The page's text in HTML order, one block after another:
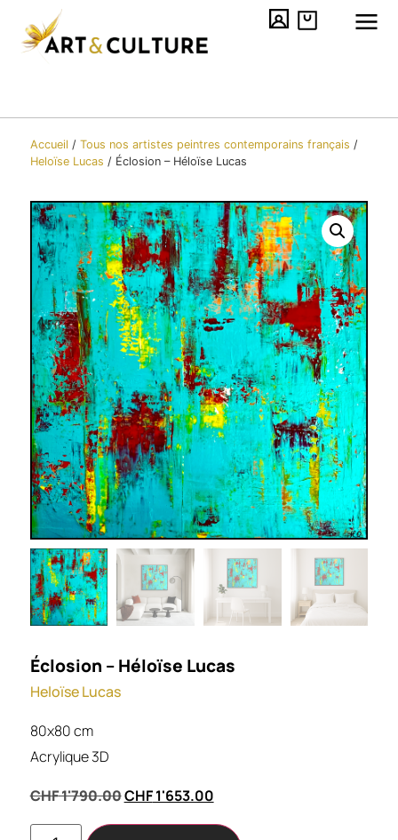
Accueil / Tous nos artistes peintres contemporains​ français /
Heloïse Lucas / Éclosion – Héloïse Lucas
Éclosion – Héloïse Lucas
Heloïse Lucas
80x80 cm
Acrylique 3D
CHF1'790.00CHF1'653.00